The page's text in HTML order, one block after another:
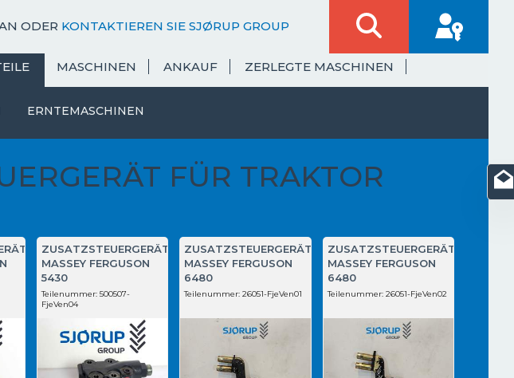
FÜR TRAKTOR
ZUSATZSTEUERGERÄT
MASSEY FERGUSON
5430
Teilenummer: 500507-
FjeVen04
ZUSATZSTEUERGERÄT
MASSEY FERGUSON
6480
Teilenummer: 26051-FjeVen01
ZUSATZSTEUERGERÄT
MASSEY FERGUSON
6480
Teilenummer: 26051-FjeVen02
ODER KONTAKTIEREN SIE SJØRUP GROUP
ERNTEMASCHINEN
MASCHINEN ANKAUF ZERLEGTE MASCHINEN